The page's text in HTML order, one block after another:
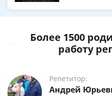
Более 1500
работу
Репетитор:
Андрей